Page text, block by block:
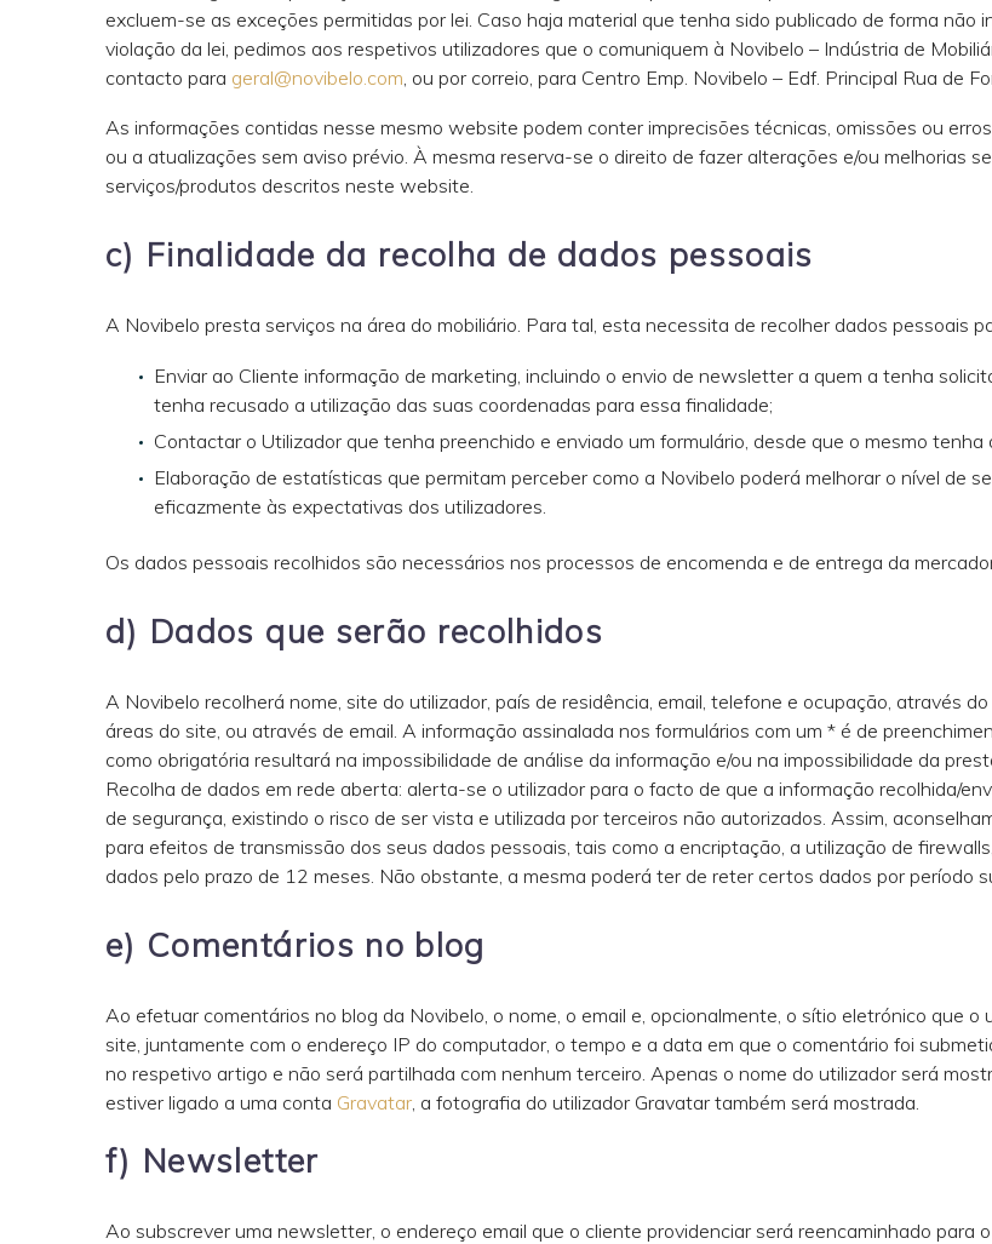
excluem-se as exceções permitidas por lei. Caso haja material que tenha sido publicado de forma
violação da lei, pedimos aos respetivos utilizadores que o comuniquem à Novibelo – Indústria de
contacto para geral@novibelo.com , ou por correio, para Centro Emp. Novibelo – Edf. Principal Rua de
As informações contidas nesse mesmo website podem conter imprecisões técnicas, omissões ou
ou a atualizações sem aviso prévio. À mesma reserva-se o direito de fazer alterações e/ou melhorias
serviços/produtos descritos neste website.
c) Finalidade da recolha de dados pessoais
A Novibelo presta serviços na área do mobiliário. Para tal, esta necessita de recolher dados pessoais
Enviar ao Cliente informação de marketing, incluindo o envio de newsletter a quem a tenha
tenha recusado a utilização das suas coordenadas para essa finalidade;
Contactar o Utilizador que tenha preenchido e enviado um formulário, desde que o mesmo
Elaboração de estatísticas que permitam perceber como a Novibelo poderá melhorar o nível de
eficazmente às expectativas dos utilizadores.
Os dados pessoais recolhidos são necessários nos processos de encomenda e de entrega da
d) Dados que serão recolhidos
A Novibelo recolherá nome, site do utilizador, país de residência, email, telefone e ocupação, através
áreas do site, ou através de email. A informação assinalada nos formulários com um * é de
como obrigatória resultará na impossibilidade de análise da informação e/ou na impossibilidade da
Recolha de dados em rede aberta: alerta-se o utilizador para o facto de que a informação recolhida/
de segurança, existindo o risco de ser vista e utilizada por terceiros não autorizados. Assim,
para efeitos de transmissão dos seus dados pessoais, tais como a encriptação, a utilização de
dados pelo prazo de 12 meses. Não obstante, a mesma poderá ter de reter certos dados por período
e) Comentários no blog
Ao efetuar comentários no blog da Novibelo, o nome, o email e, opcionalmente, o sítio eletrónico que
site, juntamente com o endereço IP do computador, o tempo e a data em que o comentário foi
no respetivo artigo e não será partilhada com nenhum terceiro. Apenas o nome do utilizador será
estiver ligado a uma conta Gravatar , a fotografia do utilizador Gravatar também será mostrada.
f) Newsletter
Ao subscrever uma newsletter, o endereço email que o cliente providenciar será reencaminhado para o